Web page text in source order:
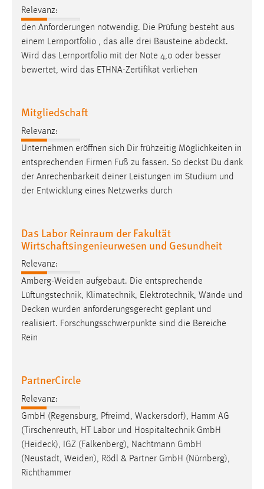
Relevanz:
den Anforderungen notwendig. Die Prüfung besteht aus
einem Lernportfolio , das alle drei Bausteine abdeckt.
Wird das Lernportfolio mit der Note 4,0 oder besser
bewertet, wird das ETHNA-Zertifikat verliehen
Mitgliedschaft
Relevanz:
Unternehmen eröffnen sich Dir frühzeitig Möglichkeiten in
entsprechenden Firmen Fuß zu fassen. So deckst Du dank
der Anrechenbarkeit deiner Leistungen im Studium und
der Entwicklung eines Netzwerks durch
Das Labor Reinraum der Fakultät
Wirtschaftsingenieurwesen und Gesundheit
Relevanz:
Amberg-Weiden aufgebaut. Die entsprechende
Lüftungstechnik, Klimatechnik, Elektrotechnik, Wände und
Decken wurden anforderungsgerecht geplant und
realisiert. Forschungsschwerpunkte sind die Bereiche
Rein
PartnerCircle
Relevanz:
GmbH (Regensburg, Pfreimd, Wackersdorf), Hamm AG
(Tirschenreuth, HT Labor und Hospitaltechnik GmbH
(Heideck), IGZ (Falkenberg), Nachtmann GmbH
(Neustadt, Weiden), Rödl & Partner GmbH (Nürnberg),
Richthammer
Cookie Laufzeit:
24 Stunden
Diese Informationen helfen uns zu verstehen, wie
Matomo
Name:
_pk_ref, _pk_cvar, _pk_id, _pk_ses
Cookie Laufzeit:
MARKETING
Marketing Cookies werden von Drittanbietern
verwendet, um personalisierte Werbung anzuzeigen.
Google Ads
Name:
_gcl_au
Anbieter: